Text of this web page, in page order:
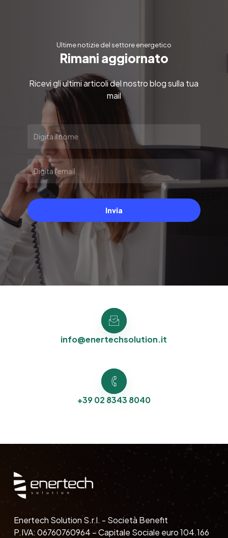
Ultime notizie del settore energetico
Rimani aggiornato
Ricevi gli ultimi articoli del nostro blog sulla tua
mail
Invia
info@enertechsolution.it
+39 02 8343 8040
Enertech Solution S.r.l. - Società Benefit
P.IVA: 06760760964 – Capitale Sociale euro 104.166